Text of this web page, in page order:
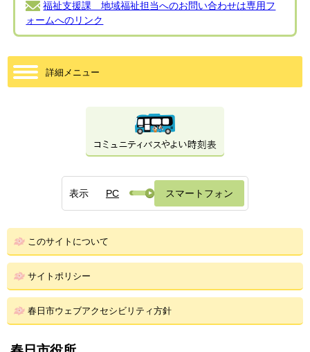
福祉支援課 地域福祉担当へのお問い合わせは専用フ
ォームへのリンク
詳細メニュー
表示 PC スマートフォン
このサイトについて
サイトポリシー
春日市ウェブアクセシビリティ方針